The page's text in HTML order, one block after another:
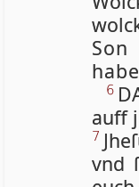
6
auff
7
vnd